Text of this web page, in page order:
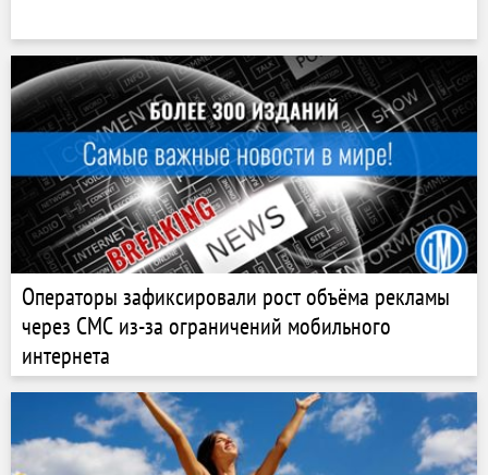
Операторы зафиксировали рост объёма рекламы
через СМС из-за ограничений мобильного
интернета